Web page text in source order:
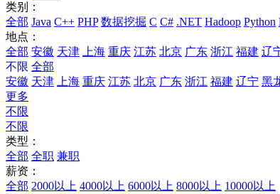
类别：
全部 Java C++ PHP 数据挖掘 C C# .NET Hadoop Python
地点：
全部 安徽 天津 上海 重庆 江苏 北京 广东 浙江 福建 辽
不限 全部
安徽 天津 上海 重庆 江苏 北京 广东 浙江 福建 辽宁 黑
更多
不限
不限
类型：
全部 全职 兼职
薪资：
全部 2000以上 4000以上 6000以上 8000以上 10000以上